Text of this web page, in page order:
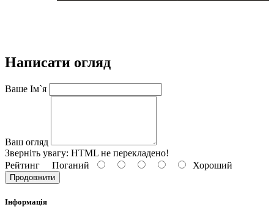
Написати огляд
Ваше Ім`я
Ваш огляд
Зверніть увагу: HTML не перекладено!
Рейтинг Поганий Хороший
Продовжити
Інформація